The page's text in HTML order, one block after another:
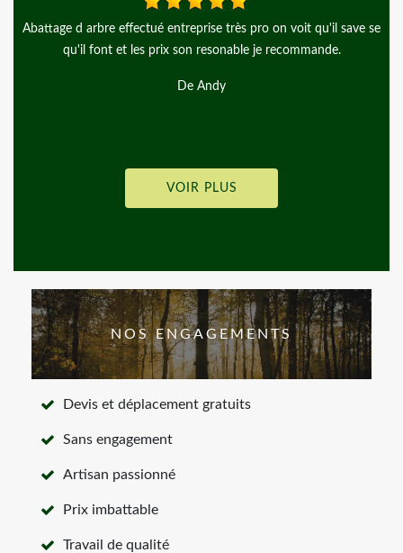
d arbre effectué entreprise très pro on voit qu'il save se
qu'il font et les prix son resonable je recommande.
De Andy
VOIR PLUS
NOS ENGAGEMENTS
Devis et déplacement gratuits
Sans engagement
Artisan passionné
Prix imbattable
Travail de qualité